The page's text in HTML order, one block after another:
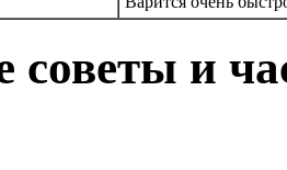
советы и